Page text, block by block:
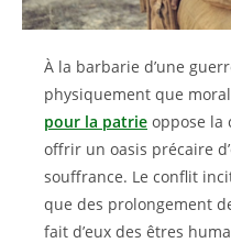
À la barbarie d’une
physiquement que
pour la patrie oppose la
offrir un oasis précaire
souffrance. Le conflit
que des prolongement
fait d’eux des êtres